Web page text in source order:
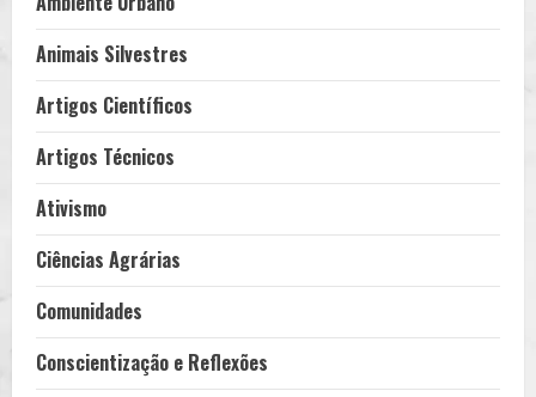
Animais Silvestres
Artigos Científicos
Artigos Técnicos
Ativismo
Ciências Agrárias
Comunidades
Conscientização e Reflexões